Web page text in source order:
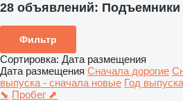
28 объявлений: Подъемники
Фильтр
Сортировка: Дата размещения
Дата размещения Сначала дорогие
выпуска - сначала новые Год
⬊ Пробег ⬈